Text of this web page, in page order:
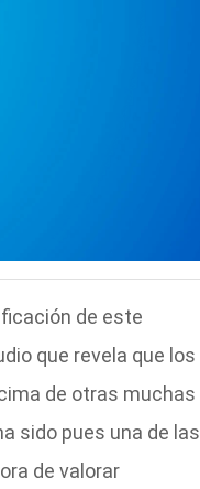
de este
que revela que los
de otras muchas
sido pues una de las
de valorar